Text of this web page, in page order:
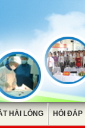
HÀI LÒNG HỎI ĐÁP